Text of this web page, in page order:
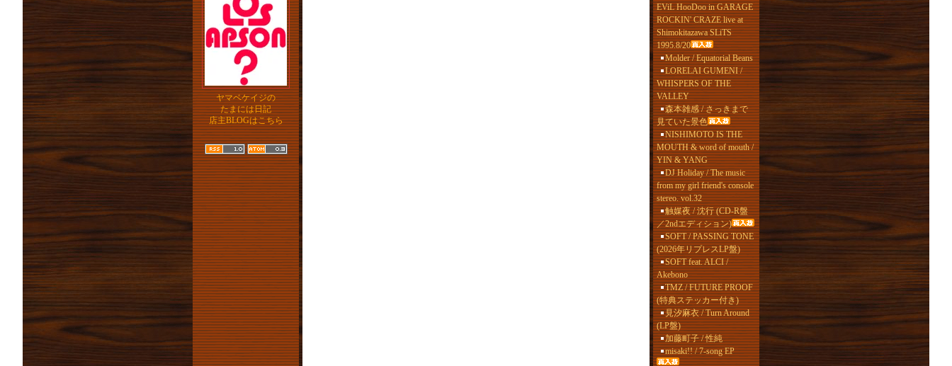
ヤマベケイジの
たまには日記
店主BLOGはこちら
EViL HooDoo in GARAGE
ROCKIN' CRAZE live at
Shimokitazawa SLiTS
1995.8/20
Molder / Equatorial Beans
LORELAI GUMENI /
WHISPERS OF THE
VALLEY
森本雑感 / さっきまで
見ていた景色
NISHIMOTO IS THE
MOUTH & word of mouth /
YIN & YANG
DJ Holiday / The music
from my girl friend's console
stereo. vol.32
触媒夜 / 沈行 (CD-R盤
／2ndエディション)
SOFT / PASSING TONE
(2026年リプレスLP盤)
SOFT feat. ALCI /
Akebono
TMZ / FUTURE PROOF
(特典ステッカー付き)
見汐麻衣 / Turn Around
(LP盤)
加藤町子 / 性純
misaki!! / 7-song EP